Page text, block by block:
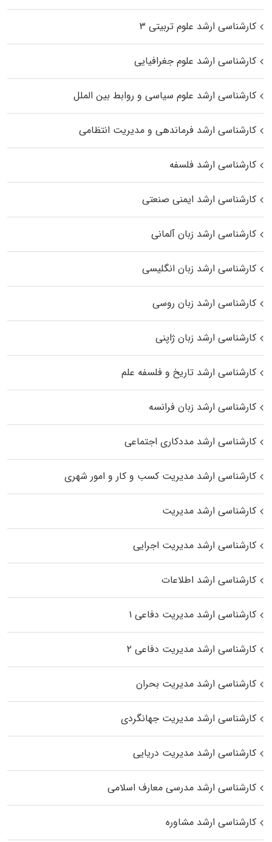
کارشناسی ارشد علوم تربیتی ۳
کارشناسی ارشد علوم جغرافیایی
کارشناسی ارشد علوم سیاسی و روابط بین الملل
کارشناسی ارشد فرماندهی و مدیریت انتظامی
کارشناسی ارشد فلسفه
کارشناسی ارشد ایمنی صنعتی
کارشناسی ارشد زبان آلمانی
کارشناسی ارشد زبان انگلیسی
کارشناسی ارشد زبان روسی
کارشناسی ارشد زبان ژاپنی
کارشناسی ارشد تاریخ و فلسفه علم
کارشناسی ارشد زبان فرانسه
کارشناسی ارشد مددکاری اجتماعی
کارشناسی ارشد مدیریت کسب و کار و امور شهری
کارشناسی ارشد مدیریت
کارشناسی ارشد مدیریت اجرایی
کارشناسی ارشد اطلاعات
کارشناسی ارشد مدیریت دفاعی ۱
کارشناسی ارشد مدیریت دفاعی ۲
کارشناسی ارشد مدیریت بحران
کارشناسی ارشد مدیریت جهانگردی
کارشناسی ارشد مدیریت دریایی
کارشناسی ارشد مدرسی معارف اسلامی
کارشناسی ارشد مشاوره